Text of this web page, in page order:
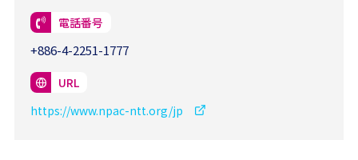
電話番号
+886-4-2251-1777
URL
https://www.npac-ntt.org/jp